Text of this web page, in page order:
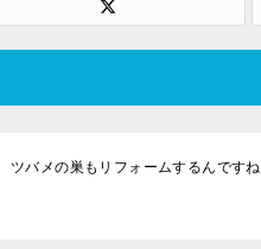
ツバメの巣もリフォームするんですね